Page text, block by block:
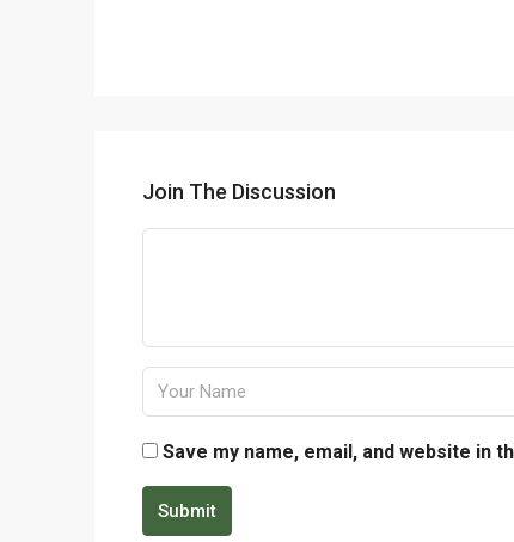
Join The Discussion
Save my name, email, and website in
Submit